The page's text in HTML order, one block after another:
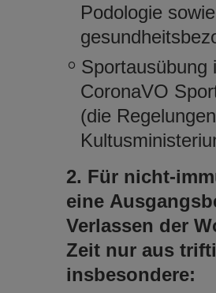
Podologie
Sportausübung
CoronaVO
(die
2. Für nicht-
eine
Verlassen der
Zeit nur aus
insbesondere: